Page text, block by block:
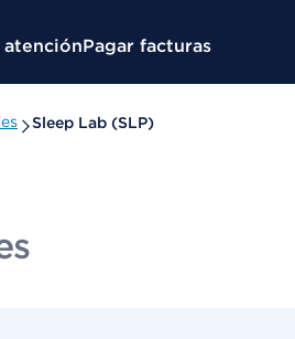
Pagar facturas
Sleep Lab (SLP)